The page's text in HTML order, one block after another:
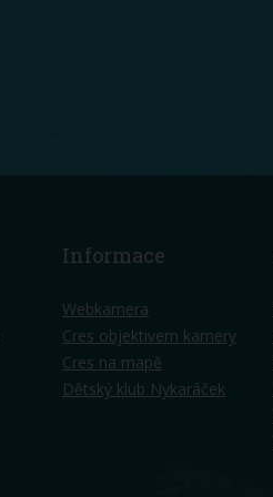
Informace
Webkamera
Cres objektivem kamery
Cres na mapě
Dětský klub Nykaráček